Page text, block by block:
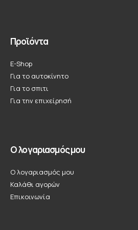
Προϊόντα
E-Shop
Για το αυτοκίνητο
Για το σπιτι
Για την επιχείρησή
Ο λογαριασμός μου
Ο λογαριασμός μου
Καλάθι αγορών
Επικοινωνία